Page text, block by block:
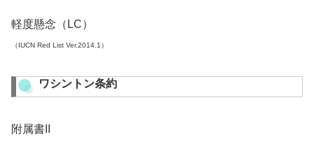
軽度懸念（LC）
（IUCN Red List Ver.2014.1）
ワシントン条約
附属書II